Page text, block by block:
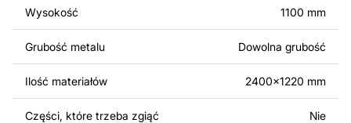
Za dodatkową opłatą możemy dostosować projekt
poprzez dodanie tekstu, obrazów lub logo Twojej firmy
albo wprowadzenie innych modyfikacji według Twoich
potrzeb. Jeśli potrzebujesz indywidualnego projektu
Wysokość 1100 mm
Grubość metalu Dowolna grubość
Ilość materiałów 2400x1220 mm
Części, które trzeba zgiąć Nie